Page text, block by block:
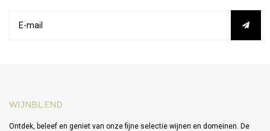
WIJNBLEND
Ontdek, beleef en geniet van onze fijne selectie wijnen en domeinen. De